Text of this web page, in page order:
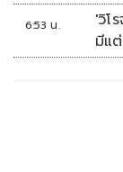
6:53 น.
'วิโ
มีแ